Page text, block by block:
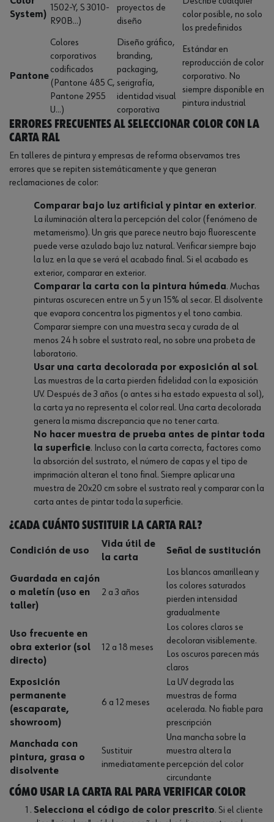
System)
1502-Y, S 3010-
R90B...)
proyectos de
diseño
color posible, no solo
los predefinidos
Pantone
Colores
corporativos
codificados
(Pantone 485 C,
Pantone 2955
U...)
Diseño gráfico,
branding,
packaging,
serigrafía,
identidad visual
corporativa
Estándar en
reproducción de color
corporativo. No
siempre disponible en
pintura industrial
Errores frecuentes al seleccionar color con la
carta RAL
En talleres de pintura y empresas de reforma observamos tres
errores que se repiten sistemáticamente y que generan
reclamaciones de color:
Comparar bajo luz artificial y pintar en exterior.
La iluminación altera la percepción del color (fenómeno de
metamerismo). Un gris que parece neutro bajo fluorescente
puede verse azulado bajo luz natural. Verificar siempre bajo
la luz en la que se verá el acabado final. Si el acabado es
exterior, comparar en exterior.
Comparar la carta con la pintura húmeda. Muchas
pinturas oscurecen entre un 5 y un 15% al secar. El disolvente
que evapora concentra los pigmentos y el tono cambia.
Comparar siempre con una muestra seca y curada de al
menos 24 h sobre el sustrato real, no sobre una probeta de
laboratorio.
Usar una carta decolorada por exposición al sol.
Las muestras de la carta pierden fidelidad con la exposición
UV. Después de 3 años (o antes si ha estado expuesta al sol),
la carta ya no representa el color real. Una carta decolorada
genera la misma discrepancia que no tener carta.
No hacer muestra de prueba antes de pintar toda
la superficie. Incluso con la carta correcta, factores como
la absorción del sustrato, el número de capas y el tipo de
imprimación alteran el tono final. Siempre aplicar una
muestra de 20x20 cm sobre el sustrato real y comparar con la
carta antes de pintar toda la superficie.
¿Cada cuánto sustituir la carta RAL?
Condición de uso
Vida útil de
la carta
Señal de sustitución
Guardada en cajón
o maletín (uso en
taller)
2 a 3 años
Los blancos amarillean y
los colores saturados
pierden intensidad
gradualmente
Uso frecuente en
obra exterior (sol
directo)
12 a 18 meses
Los colores claros se
decoloran visiblemente.
Los oscuros parecen más
claros
Exposición
permanente
(escaparate,
showroom)
6 a 12 meses
La UV degrada las
muestras de forma
acelerada. No fiable para
prescripción
Manchada con
pintura, grasa o
disolvente
Sustituir
inmediatamente
Una mancha sobre la
muestra altera la
percepción del color
circundante
Cómo usar la carta RAL para verificar color
Selecciona el código de color prescrito. Si el cliente